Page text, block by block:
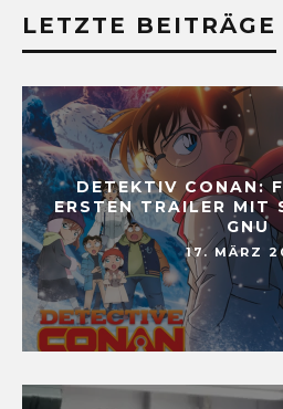
LETZTE BEITRÄGE
DETEKTIV CONAN:
ERSTEN TRAILER MIT
GNU
17. MÄRZ